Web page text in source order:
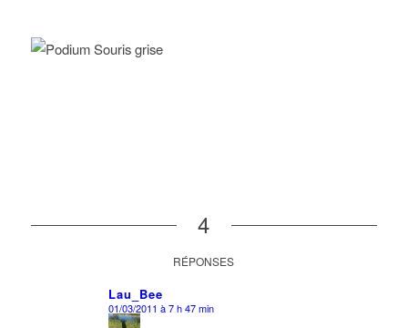
4
RÉPONSES
Lau_Bee
dit
01/03/2011 à 7 h 47 min